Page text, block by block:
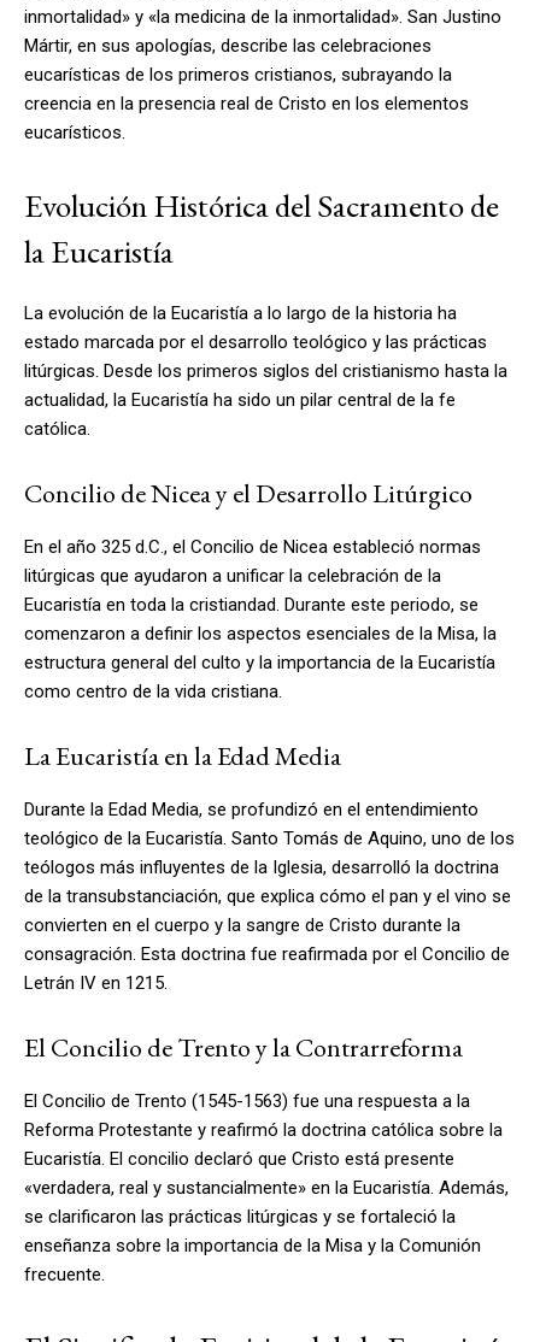
inmortalidad» y «la medicina de la inmortalidad». San Justino
Mártir, en sus apologías, describe las celebraciones
eucarísticas de los primeros cristianos, subrayando la
creencia en la presencia real de Cristo en los elementos
eucarísticos.
Evolución Histórica del Sacramento de
la Eucaristía
La evolución de la Eucaristía a lo largo de la historia ha
estado marcada por el desarrollo teológico y las prácticas
litúrgicas. Desde los primeros siglos del cristianismo hasta la
actualidad, la Eucaristía ha sido un pilar central de la fe
católica.
Concilio de Nicea y el Desarrollo Litúrgico
En el año 325 d.C., el Concilio de Nicea estableció normas
litúrgicas que ayudaron a unificar la celebración de la
Eucaristía en toda la cristiandad. Durante este periodo, se
comenzaron a definir los aspectos esenciales de la Misa, la
estructura general del culto y la importancia de la Eucaristía
como centro de la vida cristiana.
La Eucaristía en la Edad Media
Durante la Edad Media, se profundizó en el entendimiento
teológico de la Eucaristía. Santo Tomás de Aquino, uno de los
teólogos más influyentes de la Iglesia, desarrolló la doctrina
de la transubstanciación, que explica cómo el pan y el vino se
convierten en el cuerpo y la sangre de Cristo durante la
consagración. Esta doctrina fue reafirmada por el Concilio de
Letrán IV en 1215.
El Concilio de Trento y la Contrarreforma
El Concilio de Trento (1545-1563) fue una respuesta a la
Reforma Protestante y reafirmó la doctrina católica sobre la
Eucaristía. El concilio declaró que Cristo está presente
«verdadera, real y sustancialmente» en la Eucaristía. Además,
se clarificaron las prácticas litúrgicas y se fortaleció la
enseñanza sobre la importancia de la Misa y la Comunión
frecuente.